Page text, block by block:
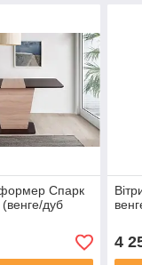
Спарк
дуб
4